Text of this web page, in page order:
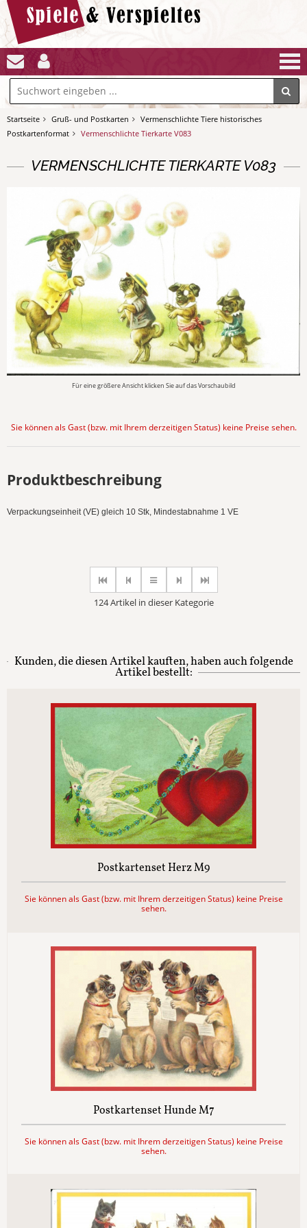
Startseite Gruß- und Postkarten
Vermenschlichte Tiere historisches
Postkartenformat
Vermenschlichte Tierkarte V083
VERMENSCHLICHTE TIERKARTE V083
Für eine größere Ansicht klicken Sie auf das Vorschaubild
Sie können als Gast (bzw. mit Ihrem derzeitigen Status) keine Preise sehen.
Produktbeschreibung
Verpackungseinheit (VE) gleich 10 Stk, Mindestabnahme 1 VE
124 Artikel in dieser Kategorie
Kunden, die diesen Artikel kauften, haben auch folgende
Artikel bestellt:
Postkartenset Herz M9
Sie können als Gast (bzw. mit Ihrem derzeitigen Status) keine Preise
sehen.
Postkartenset Hunde M7
Sie können als Gast (bzw. mit Ihrem derzeitigen Status) keine Preise
sehen.